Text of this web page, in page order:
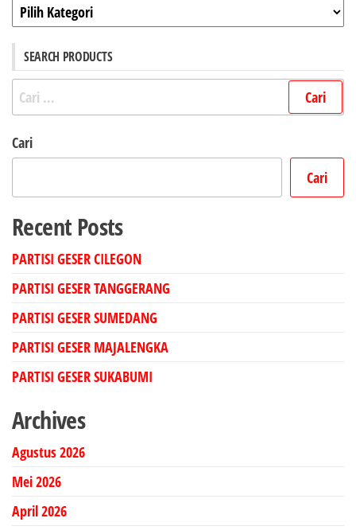
Kategori
SEARCH PRODUCTS
Cari
untuk:
Cari
Cari
Recent Posts
PARTISI GESER CILEGON
PARTISI GESER TANGGERANG
PARTISI GESER SUMEDANG
PARTISI GESER MAJALENGKA
PARTISI GESER SUKABUMI
Archives
Agustus 2026
Mei 2026
April 2026